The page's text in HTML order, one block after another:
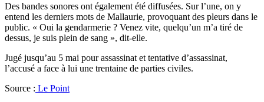
Des bandes sonores ont également été diffusées. Sur l’une, on y
entend les derniers mots de Mallaurie, provoquant des pleurs dans le
public. « Oui la gendarmerie ? Venez vite, quelqu’un m’a tiré de
dessus, je suis plein de sang », dit-elle.
Jugé jusqu’au 5 mai pour assassinat et tentative d’assassinat,
l’accusé a face à lui une trentaine de parties civiles.
Source : Le Point